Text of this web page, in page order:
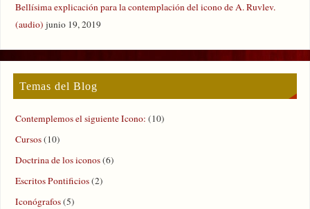
Bellísima explicación para la contemplación del icono de A. Ruvlev.
(audio) junio 19, 2019
Temas del Blog
Contemplemos el siguiente Icono: (10)
Cursos(10)
Doctrina de los iconos(6)
Escritos Pontificios(2)
Iconógrafos(5)